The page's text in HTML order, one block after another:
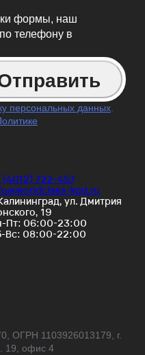
формы, наш
телефону в
персональных данных.
(4012) 722-457
kgd.ru
ул. Дмитрия
19
Пт: 06:00-23:00
Вс: 08:00-22:00
ОГРН 1103926013179, г.
19, офис 4